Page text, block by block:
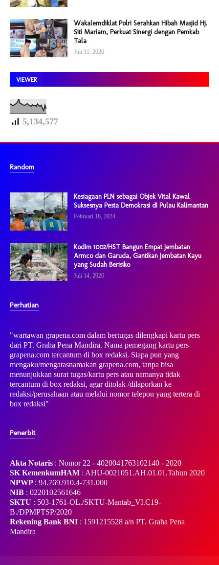
Wakalemdiklat Polri Serahkan Hibah Masjid Hj.
Siti Mariam, Perkuat Sinergi dengan Pemkab
Tala
Juli 31, 2026
VIEWER
5,134,577
Random
Kesiagaan PLN sebagai Objek Vital Kawal
Suksesnya Pesta Demokrasi dI Pulau Kalimantan
Februari 18, 2024
Kodim 1002/HST Bangun Empat Jembatan
Armco dan Garuda, Gantikan Jembatan Kayu
yang Sudah Berisiko
Juli 14, 2026
Perhatian
"wartawan grapena.com dalam bertugas dilengkapi kartu pers
dari PT. Graha Pena Mandira. Nama pemegang kartu pers
grapena.com tercantum di box redaksi. Siapa pun yang
mengaku/mengatasnamakan grapena.com, tanpa bisa
menunjukkan surat tugas/kartu pers atau namanya tidak
tercantum di box redaksi, agar ditolak /dilaporkan ke
redaksi/perusahaan atau melalui nomor telepon yang tertera di
box redaksi"
Penerbit
Akta Notaris : Nomor 22 - 4020041763102140 - 2020
SK KemenkumHAM : AHU-0021051.AH.01.01.Tahun 2020
NPWP : 94.769.910.4-731.000
NIB : 0220102561646
SKTU : 503-1761-OL./SKTU-Mantab_VI.C19-
B./DPMPTSP/2020
Rekening Bank BNI : 1591215528 a/n PT. Graha Pena
Mandira